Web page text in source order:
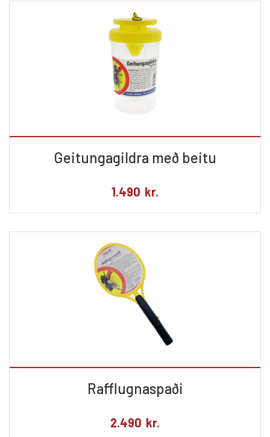
Geitungagildra með beitu
1.490 kr.
Rafflugnaspaði
2.490 kr.